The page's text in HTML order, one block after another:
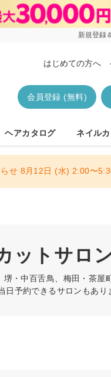
新規登録
はじめての方へ
会員登録 (無料)
ヘアカタログ ネイル
せ 8月12日 (水) 2:00〜
ットサロ
・中百舌鳥、梅田・茶屋
予約できるサロンもあり